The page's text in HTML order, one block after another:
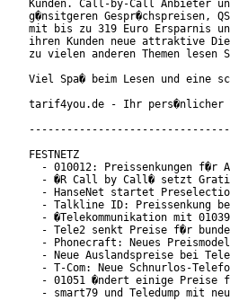
Kunden. Call-by-Call Anbieter
g�nsitgeren Gespr�chspreisen,
mit bis zu 319 Euro Ersparnis
ihren Kunden neue attraktive
zu vielen anderen Themen lesen
Viel Spa� beim Lesen und eine
tarif4you.de - Ihr pers�nlicher
FESTNETZ
- 010012: Preissenkungen f�r
- �R Call by Call� setzt
- HanseNet startet
- Talkline ID: Preissenkung
- �Telekommunikation mit
- Tele2 senkt Preise f�r
- Phonecraft: Neues
- Neue Auslandspreise bei
- T-Com: Neue Schnurlos-
- 01051 �ndert einige Preise
- smart79 und Teledump mit